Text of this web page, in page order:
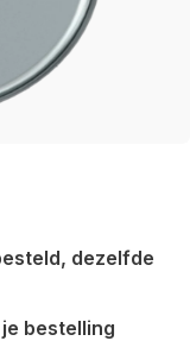
dezelfde
bestelling